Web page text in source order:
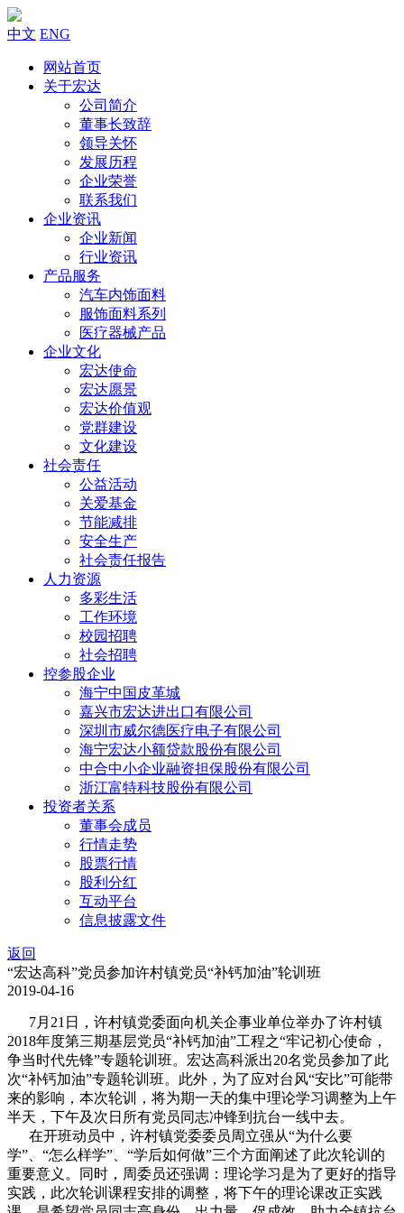
中文 ENG
网站首页
关于宏达
公司简介
董事长致辞
领导关怀
发展历程
企业荣誉
联系我们
企业资讯
企业新闻
行业资讯
产品服务
汽车内饰面料
服饰面料系列
医疗器械产品
企业文化
宏达使命
宏达愿景
宏达价值观
党群建设
文化建设
社会责任
公益活动
关爱基金
节能减排
安全生产
社会责任报告
人力资源
多彩生活
工作环境
校园招聘
社会招聘
控参股企业
海宁中国皮革城
嘉兴市宏达进出口有限公司
深圳市威尔德医疗电子有限公司
海宁宏达小额贷款股份有限公司
中合中小企业融资担保股份有限公司
浙江富特科技股份有限公司
投资者关系
董事会成员
行情走势
股票行情
股利分红
互动平台
信息披露文件
返回
“宏达高科”党员参加许村镇党员“补钙加油”轮训班
2019-04-16
7月21日，许村镇党委面向机关企事业单位举办了许村镇
2018年度第三期基层党员“补钙加油”工程之“牢记初心使命，
争当时代先锋”专题轮训班。宏达高科派出20名党员参加了此
次“补钙加油”专题轮训班。此外，为了应对台风“安比”可能带
来的影响，本次轮训，将为期一天的集中理论学习调整为上午
半天，下午及次日所有党员同志冲锋到抗台一线中去。
在开班动员中，许村镇党委委员周立强从“为什么要
学”、“怎么样学”、“学后如何做”三个方面阐述了此次轮训的
重要意义。同时，周委员还强调：理论学习是为了更好的指导
实践，此次轮训课程安排的调整，将下午的理论课改正实践